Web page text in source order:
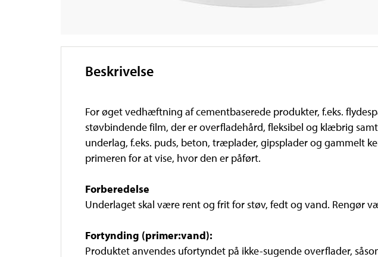
Beskrivelse
For øget vedhæftning af cementbaserede produkter, f.eks.
støvbindende film, der er overfladehård, fleksibel og klæbrig
underlag, f.eks. puds, beton, træplader, gipsplader og gammelt
primeren for at vise, hvor den er påført.
Forberedelse
Underlaget skal være rent og frit for støv, fedt og vand. Rengør
Fortynding (primer:vand):
Produktet anvendes ufortyndet på ikke-sugende overflader,